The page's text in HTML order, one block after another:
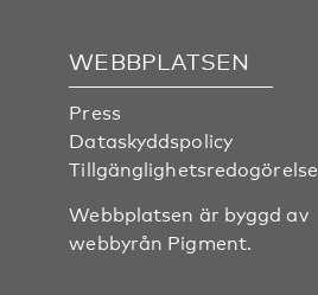
WEBBPLATSEN
Press
Dataskyddspolicy
Tillgänglighetsredogörelse
Webbplatsen är byggd av
webbyrån Pigment.